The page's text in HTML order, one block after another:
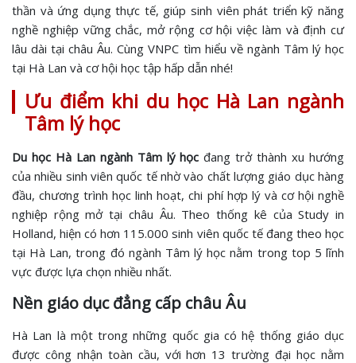
thần và ứng dụng thực tế, giúp sinh viên phát triển kỹ năng
nghề nghiệp vững chắc, mở rộng cơ hội việc làm và định cư
lâu dài tại châu Âu. Cùng VNPC tìm hiểu về ngành Tâm lý học
tại Hà Lan và cơ hội học tập hấp dẫn nhé!
Ưu điểm khi du học Hà Lan ngành
Tâm lý học
Du học Hà Lan ngành Tâm lý học đang trở thành xu hướng
của nhiều sinh viên quốc tế nhờ vào chất lượng giáo dục hàng
đầu, chương trình học linh hoạt, chi phí hợp lý và cơ hội nghề
nghiệp rộng mở tại châu Âu. Theo thống kê của Study in
Holland, hiện có hơn 115.000 sinh viên quốc tế đang theo học
tại Hà Lan, trong đó ngành Tâm lý học nằm trong top 5 lĩnh
vực được lựa chọn nhiều nhất.
Nền giáo dục đẳng cấp châu Âu
Hà Lan là một trong những quốc gia có hệ thống giáo dục
được công nhận toàn cầu, với hơn 13 trường đại học nằm